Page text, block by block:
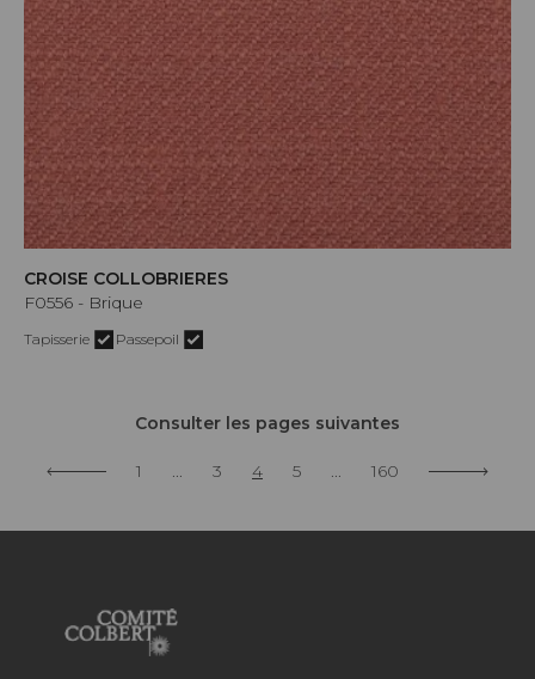
CROISE COLLOBRIERES
F0556 - Brique
Tapisserie Passepoil
Consulter les pages suivantes
1 ... 3 4 5 ... 160